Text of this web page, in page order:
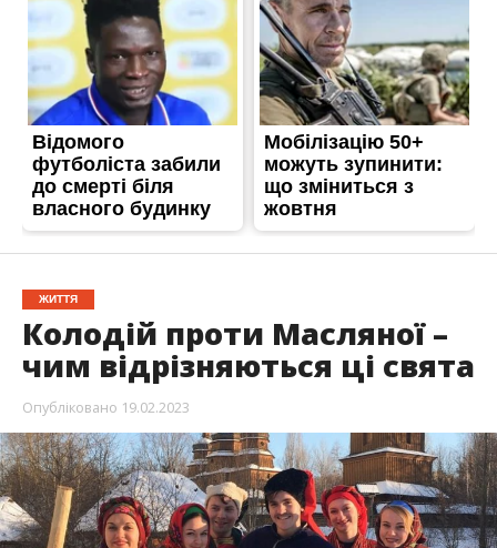
ЖИТТЯ
Колодій проти Масляної –
чим відрізняються ці свята
Опубліковано 19.02.2023